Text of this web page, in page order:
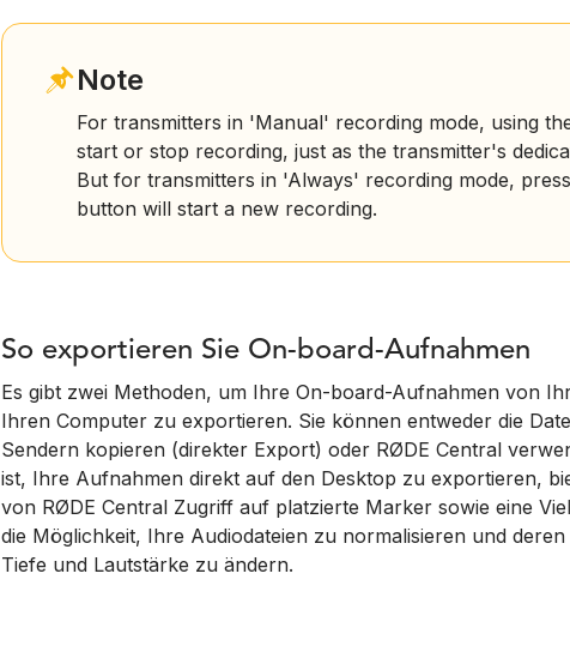
Note
For transmitters in 'Manual' recording mode, using
start or stop recording, just as the transmitter's
But for transmitters in 'Always' recording mode,
button will start a new recording.
So exportieren Sie On-board-Aufnahmen
Es gibt zwei Methoden, um Ihre On-board-Aufnahmen von
Ihren Computer zu exportieren. Sie können entweder die
Sendern kopieren (direkter Export) oder RØDE Central
ist, Ihre Aufnahmen direkt auf den Desktop zu exportieren,
von RØDE Central Zugriff auf platzierte Marker sowie eine
die Möglichkeit, Ihre Audiodateien zu normalisieren und
Tiefe und Lautstärke zu ändern.